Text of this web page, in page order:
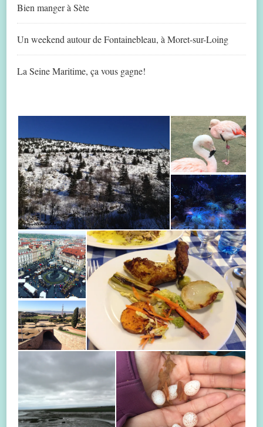
Bien manger à Sète
Un weekend autour de Fontainebleau, à Moret-sur-Loing
La Seine Maritime, ça vous gagne!